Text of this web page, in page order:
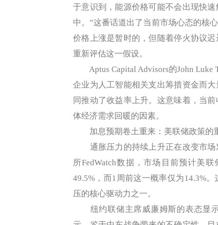
于意识到，能源价格可能不会出现快
中。”这番话道出了当前市场心态的
价格上涨是暂时的，但随着停火协议
重新评估这一假设。
Aptus Capital Advisors的John Luke
企业为人工智能相关支出筹措资金而
同推动了收益率上升。这意味着，当
体经济需求回暖的因素。
加息预期卷土重来：美联储政策的
通胀压力的持续上升正在改变市场
所FedWatch数据，市场目前预计美
49.5%，而1周前这一概率仅为14.3%
压的核心驱动力之一。
纽约联储主席威廉姆斯的表态显示